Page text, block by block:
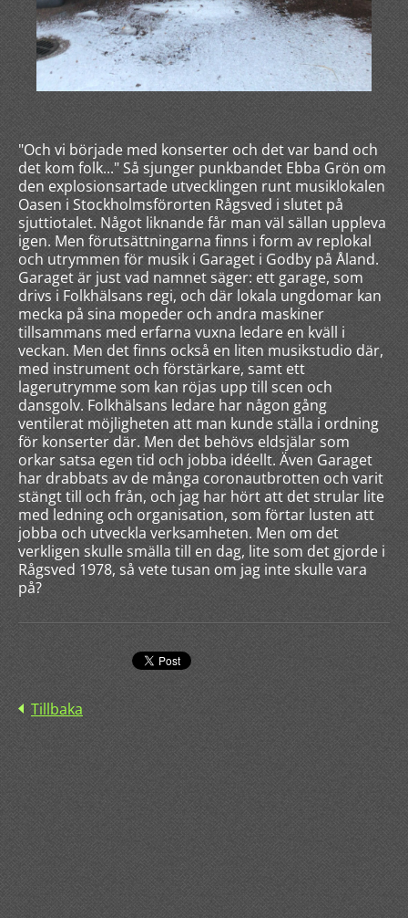
"Och vi började med konserter och det var band och
det kom folk..." Så sjunger punkbandet Ebba Grön om
den explosionsartade utvecklingen runt musiklokalen
Oasen i Stockholmsförorten Rågsved i slutet på
sjuttiotalet. Något liknande får man väl sällan uppleva
igen. Men förutsättningarna finns i form av replokal
och utrymmen för musik i Garaget i Godby på Åland.
Garaget är just vad namnet säger: ett garage, som
drivs i Folkhälsans regi, och där lokala ungdomar kan
mecka på sina mopeder och andra maskiner
tillsammans med erfarna vuxna ledare en kväll i
veckan. Men det finns också en liten musikstudio där,
med instrument och förstärkare, samt ett
lagerutrymme som kan röjas upp till scen och
dansgolv. Folkhälsans ledare har någon gång
ventilerat möjligheten att man kunde ställa i ordning
för konserter där. Men det behövs eldsjälar som
orkar satsa egen tid och jobba idéellt. Även Garaget
har drabbats av de många coronautbrotten och varit
stängt till och från, och jag har hört att det strular lite
med ledning och organisation, som förtar lusten att
jobba och utveckla verksamheten. Men om det
verkligen skulle smälla till en dag, lite som det gjorde i
Rågsved 1978, så vete tusan om jag inte skulle vara
på?
Tillbaka